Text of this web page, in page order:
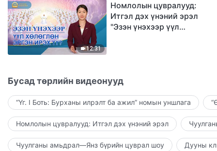
12:31
Номлолын цувралууд:
Итгэл дэх үнэний эрэл
"Эзэн үнэхээр үүл
Бусад төрлийн видеонууд
“Үг. I Боть: Бурханы илрэлт ба ажил” номын уншлага
Номлолын цувралууд: Итгэл дэх үнэний эрэл
Чуулганы амьдрал—Янз бүрийн цуврал шоу Дууны